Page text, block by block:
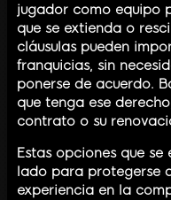
jugador como equipo
que se extienda o
cláusulas pueden
franquicias, sin
ponerse de acuerdo.
que tenga ese
contrato o su
Estas opciones que se
lado para protegerse
experiencia en la